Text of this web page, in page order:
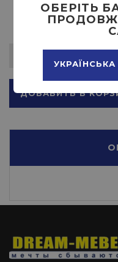
ДОБАВИТЬ В
ОБЕРІТЬ
УКРАЇНСЬКА